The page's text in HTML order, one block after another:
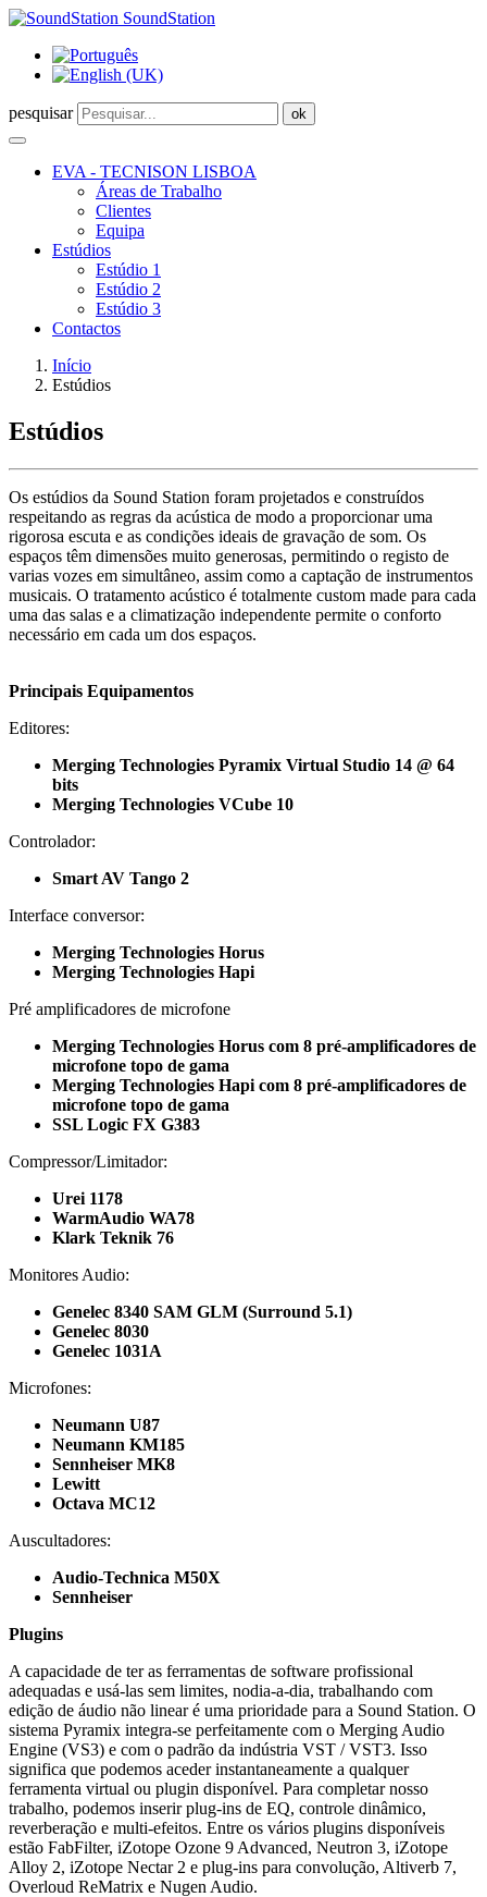
SoundStation
pesquisar ok
EVA - TECNISON LISBOA
Áreas de Trabalho
Clientes
Equipa
Estúdios
Estúdio 1
Estúdio 2
Estúdio 3
Contactos
Início
Estúdios
Estúdios
Os estúdios da Sound Station foram projetados e construídos
respeitando as regras da acústica de modo a proporcionar uma
rigorosa escuta e as condições ideais de gravação de som. Os
espaços têm dimensões muito generosas, permitindo o registo de
varias vozes em simultâneo, assim como a captação de instrumentos
musicais. O tratamento acústico é totalmente custom made para cada
uma das salas e a climatização independente permite o conforto
necessário em cada um dos espaços.
Principais Equipamentos
Editores:
Merging Technologies Pyramix Virtual Studio 14 @ 64
bits
Merging Technologies VCube 10
Controlador:
Smart AV Tango 2
Interface conversor:
Merging Technologies Horus
Merging Technologies Hapi
Pré amplificadores de microfone
Merging Technologies Horus com 8 pré-amplificadores de
microfone topo de gama
Merging Technologies Hapi com 8 pré-amplificadores de
microfone topo de gama
SSL Logic FX G383
Compressor/Limitador:
Urei 1178
WarmAudio WA78
Klark Teknik 76
Monitores Audio:
Genelec 8340 SAM GLM (Surround 5.1)
Genelec 8030
Genelec 1031A
Microfones:
Neumann U87
Neumann KM185
Sennheiser MK8
Lewitt
Octava MC12
Auscultadores:
Audio-Technica M50X
Sennheiser
Plugins
A capacidade de ter as ferramentas de software profissional
adequadas e usá-las sem limites, nodia-a-dia, trabalhando com
edição de áudio não linear é uma prioridade para a Sound Station. O
sistema Pyramix integra-se perfeitamente com o Merging Audio
Engine (VS3) e com o padrão da indústria VST / VST3. Isso
significa que podemos aceder instantaneamente a qualquer
ferramenta virtual ou plugin disponível. Para completar nosso
trabalho, podemos inserir plug-ins de EQ, controle dinâmico,
reverberação e multi-efeitos. Entre os vários plugins disponíveis
estão FabFilter, iZotope Ozone 9 Advanced, Neutron 3, iZotope
Alloy 2, iZotope Nectar 2 e plug-ins para convolução, Altiverb 7,
Overloud ReMatrix e Nugen Audio.